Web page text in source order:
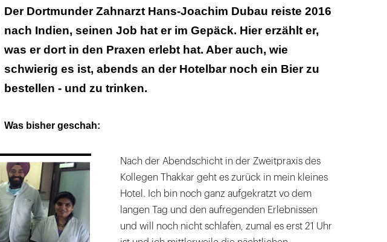
Ich könnte mir ein Bier gönnen
Prohibition? In Indien trinkt man mehr Whisky als in Schottland!
Ein Ausflug ins Grüne gegen den Kater
Das Liebesnest des Maharajas
Satt macht lieb - und nachdenklich
Umzug in die Villa der Familie Thakkar
Wie viele Zimmer das Haus hat? Der Hausherr weiß es nicht so
genau ...
Der Dortmunder Zahnarzt Hans-Joachim Dubau reiste 2016
nach Indien, seinen Job hat er im Gepäck. Hier erzählt er,
was er dort in den Praxen erlebt hat. Aber auch, wie
schwierig es ist, abends an der Hotelbar noch ein Bier zu
bestellen - und zu trinken.
Was bisher geschah:
Nach der Abendschicht in der Zweitpraxis des
Kollegen Thakkar geht es zurück in mein kleines
Hotel. Ich bin noch ganz aufgekratzt vo dem
langen Tag und den aufregenden Erlebnissen
und will noch nicht schlafen, zumal es erst 21 Uhr